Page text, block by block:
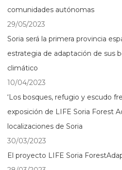
comunidades autónomas
29/05/2023
Soria será la primera provincia
estrategia de adaptación de sus
climático
10/04/2023
‘Los bosques, refugio y escudo
exposición de LIFE Soria Forest
localizaciones de Soria
30/03/2023
El proyecto LIFE Soria